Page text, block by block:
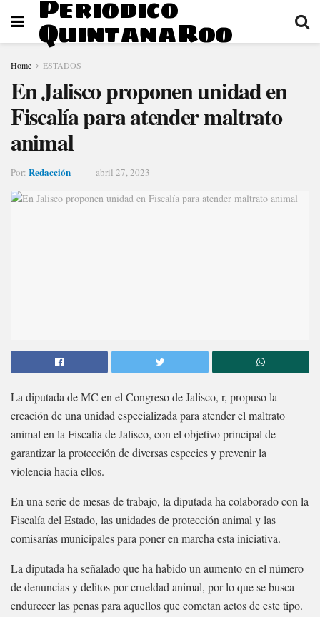
Periodico
QuintanaRoo
Home ESTADOS
En Jalisco proponen unidad en
Fiscalía para atender maltrato
animal
Por: Redacción abril 27, 2023
La diputada de MC en el Congreso de Jalisco, r, propuso la
creación de una unidad especializada para atender el maltrato
animal en la Fiscalía de Jalisco, con el objetivo principal de
garantizar la protección de diversas especies y prevenir la
violencia hacia ellos.
En una serie de mesas de trabajo, la diputada ha colaborado con la
Fiscalía del Estado, las unidades de protección animal y las
comisarías municipales para poner en marcha esta iniciativa.
La diputada ha señalado que ha habido un aumento en el número
de denuncias y delitos por crueldad animal, por lo que se busca
endurecer las penas para aquellos que cometan actos de este tipo.